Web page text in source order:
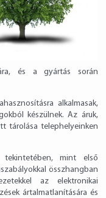
és a gyártás során
alkalmasak,
készülnek. Az áruk,
tárolása telephelyeinken
mint első
összhangban
az elektronikai
ártalmatlanítására és